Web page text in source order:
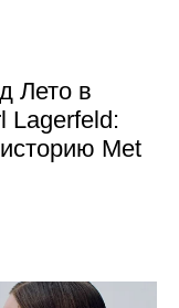
Лето в
Lagerfeld:
Met